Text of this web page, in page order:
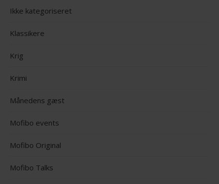
Ikke kategoriseret
Klassikere
Krig
Krimi
Månedens gæst
Mofibo events
Mofibo Original
Mofibo Talks